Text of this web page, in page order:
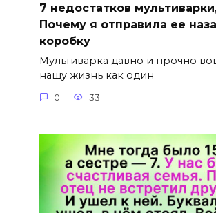
7 недостатков
Почему я отправила ее
коробку
Мультиварка давно и прочно
нашу жизнь как один
0 33